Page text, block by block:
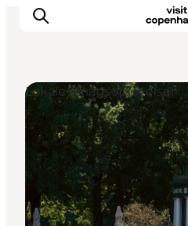
This is Copenhagen
Aktiviteter
Spis & drik
Områder
Lokale smagsoplevelser